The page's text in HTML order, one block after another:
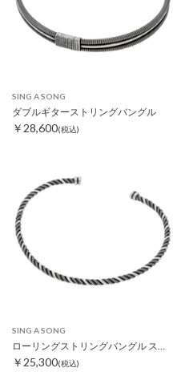
SING A SONG
ダブルギターストリングバングル
￥28,600(税込)
SING A SONG
￥25,300(税込)